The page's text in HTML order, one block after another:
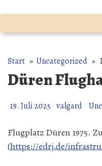
Start » Uncategorized »
Düren
19. Juli 2025 valgard
Flugplatz Düren 1975.
(https://edrj.de/